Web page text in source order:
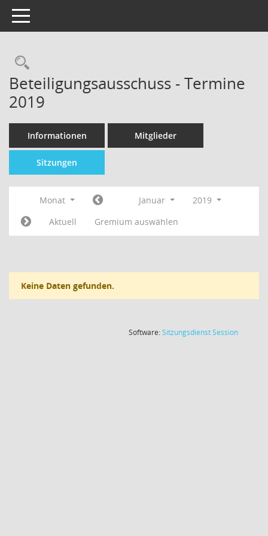
Toggle navigation
Beteiligungsausschuss - Termine
2019
Informationen Mitglieder
Sitzungen
Monat Januar
2019
Aktuell
Gremium auswählen
Keine Daten gefunden.
Software:SitzungsdienstSession(Wird in